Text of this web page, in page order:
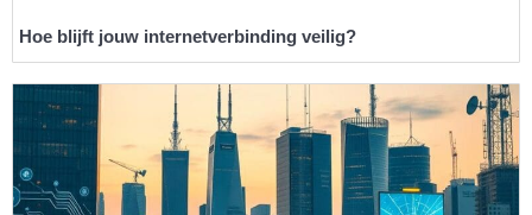
Hoe blijft jouw internetverbinding veilig?